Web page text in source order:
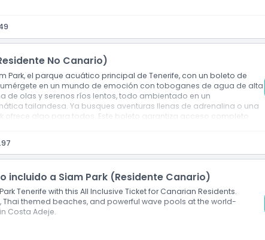
No Canario)
Park, el parque acuático principal de Tenerife, con un boleto de
en un mundo de emoción con toboganes de agua de alta
de olas y serenos ríos lentos, todo ambientado en un
tailandesa. Ya busques aventuras llenas de adrenalina o una
ofrece algo para todos. Este boleto garantiza acceso completo
salvavidas y sombrillas
incluido a Siam Park (Residente Canario)
Tenerife with this All Inclusive Ticket for Canarian Residents.
Thai themed beaches, and powerful wave pools at the world-
Costa Adeje.